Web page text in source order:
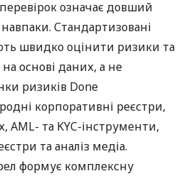
означає довший
Стандартизовані
швидко оцінити ризики та
основі даних, а не
ризиків Done
корпоративні реєстри,
AML- та KYC-інструменти,
та аналіз медіа.
формує комплексну